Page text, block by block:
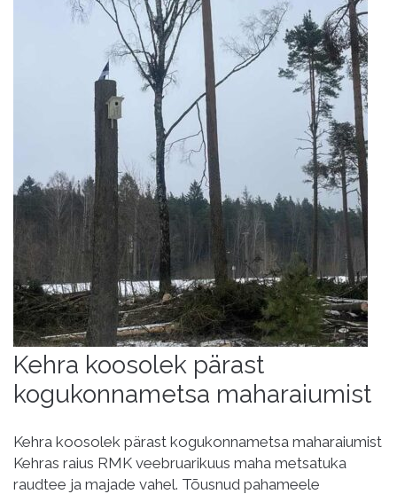
Kehra koosolek pärast
kogukonnametsa maharaiumist​
Kehra koosolek pärast kogukonnametsa maharaiumist
Kehras raius RMK veebruarikuus maha metsatuka
raudtee ja majade vahel. Tõusnud pahameele